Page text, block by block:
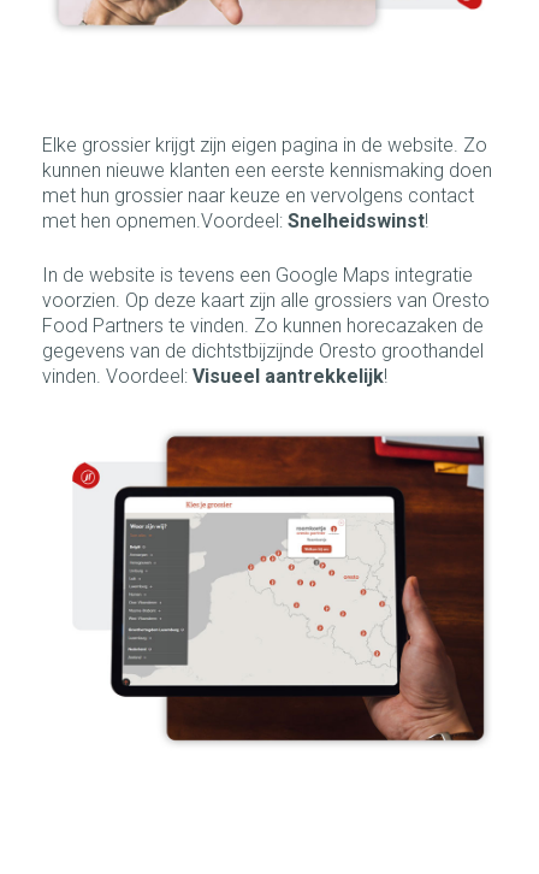
Elke grossier krijgt zijn eigen pagina in de website. Zo
kunnen nieuwe klanten een eerste kennismaking doen
met hun grossier naar keuze en vervolgens contact
met hen opnemen.Voordeel: Snelheidswinst!
In de website is tevens een Google Maps integratie
voorzien. Op deze kaart zijn alle grossiers van Oresto
Food Partners te vinden. Zo kunnen horecazaken de
gegevens van de dichtstbijzijnde Oresto groothandel
vinden. Voordeel: Visueel aantrekkelijk!